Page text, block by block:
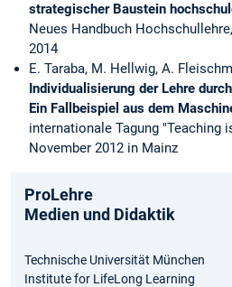
strategischer Baustein
Neues Handbuch
2014
E. Taraba, M. Hellwig, A.
Individualisierung der Lehre
Ein Fallbeispiel aus dem
internationale Tagung "Teaching
November 2012 in Mainz
ProLehre
Medien und Didaktik
Technische Universität München
Institute for LifeLong Learning